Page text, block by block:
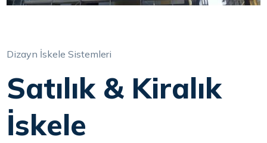
Dizayn İskele Sistemleri
Satılık & Kiralık
İskele